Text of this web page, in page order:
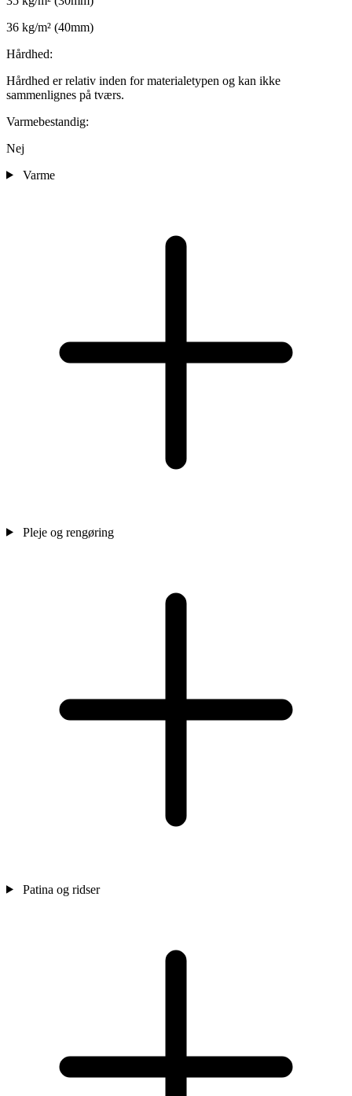
36 kg/m² (40mm)
Hårdhed:
Hårdhed er relativ inden for materialetypen og kan ikke
sammenlignes på tværs.
Varmebestandig:
Nej
Varme
Pleje og rengøring
Patina og ridser